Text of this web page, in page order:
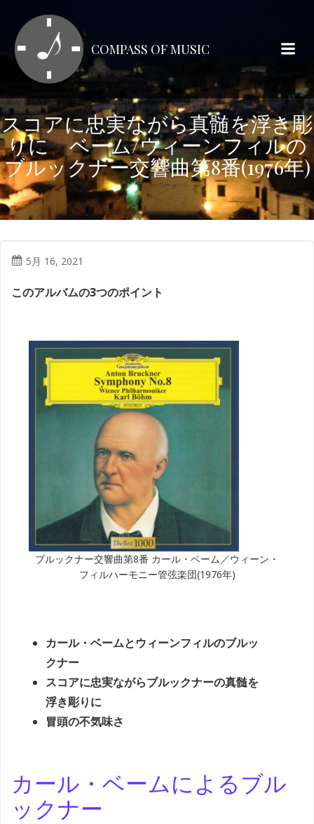
テ
ン
へ
ス
キ
ッ
プ
COMPASS OF MUSIC
スコアに忠実ながら真髄を浮き彫
りに ベーム/ウィーンフィルの
ブルックナー交響曲第8番(1976年)
5月 16, 2021
このアルバムの3つのポイント
ブルックナー交響曲第8番 カール・ベーム／ウィーン・
フィルハーモニー管弦楽団(1976年)
カール・ベームとウィーンフィルのブルッ
クナー
スコアに忠実ながらブルックナーの真髄を
浮き彫りに
冒頭の不気味さ
カール・ベームによるブル
ックナー